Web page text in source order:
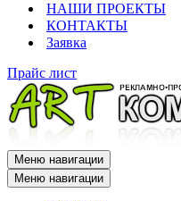
НАШИ ПРОЕКТЫ
КОНТАКТЫ
Заявка
Прайс лист
Меню навигации
Меню навигации